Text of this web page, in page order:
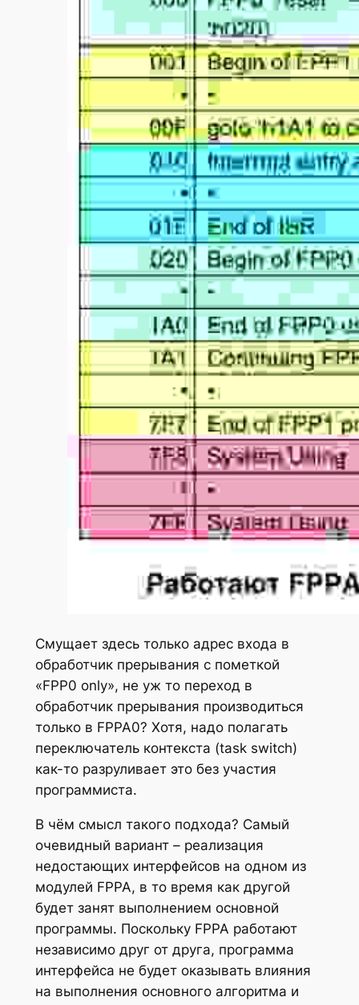
Смущает здесь только адрес входа в
обработчик прерывания с пометкой
«FPP0 only», не уж то переход в
обработчик прерывания производиться
только в FPPA0? Хотя, надо полагать
переключатель контекста (task switch)
как-то разруливает это без участия
программиста.
В чём смысл такого подхода? Самый
очевидный вариант – реализация
недостающих интерфейсов на одном из
модулей FPPA, в то время как другой
будет занят выполнением основной
программы. Поскольку FPPA работают
независимо друг от друга, программа
интерфейса не будет оказывать влияния
на выполнения основного алгоритма и